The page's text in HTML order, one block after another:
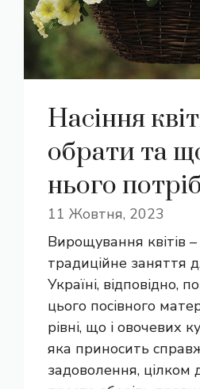
Насіння
обрати та
нього
11 Жовтня, 2023
Вирощування квітів
традиційне заняття
Україні, відповідно,
цього посівного
рівні, що і овочевих
яка приносить
задоволення, цілком